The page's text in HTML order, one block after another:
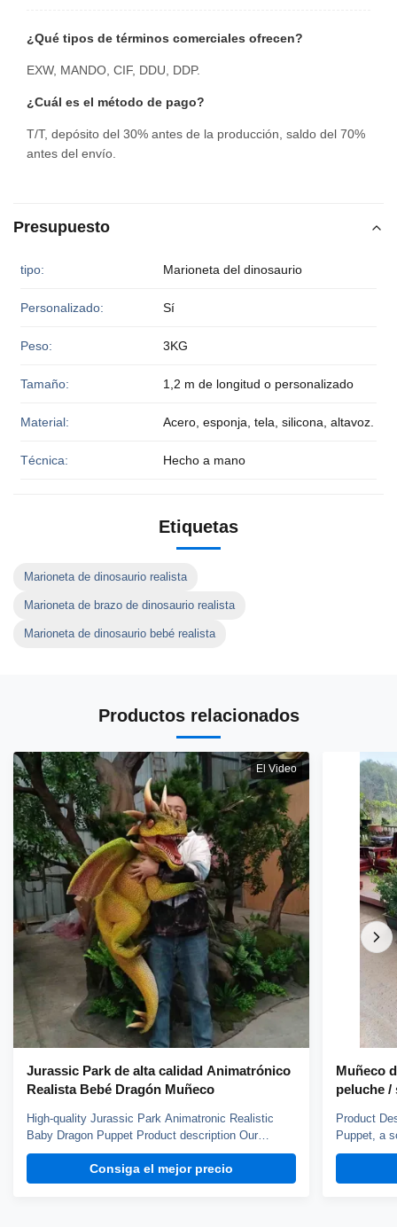
¿Qué tipos de términos comerciales ofrecen?
EXW, MANDO, CIF, DDU, DDP.
¿Cuál es el método de pago?
T/T, depósito del 30% antes de la producción, saldo del 70%
antes del envío.
Presupuesto
tipo: Marioneta del dinosaurio
Personalizado: Sí
Peso: 3KG
Tamaño: 1,2 m de longitud o personalizado
Material: Acero, esponja, tela, silicona, altavoz.
Técnica: Hecho a mano
Etiquetas
Marioneta de dinosaurio realista
Marioneta de brazo de dinosaurio realista
Marioneta de dinosaurio bebé realista
Productos relacionados
El Video
Jurassic Park de alta calidad Animatrónico
Realista Bebé Dragón Muñeco
High-quality Jurassic Park Animatronic Realistic
Baby Dragon Puppet Product description Our
dinosaur puppet weights about 3kg, it can blink,
open mouth and roar, control by hand. You can
choose silicone skin or fabric skin, silicone skin is
Consiga el mejor precio
Muñeco
peluche /
Product
Puppet, a
made with
also great